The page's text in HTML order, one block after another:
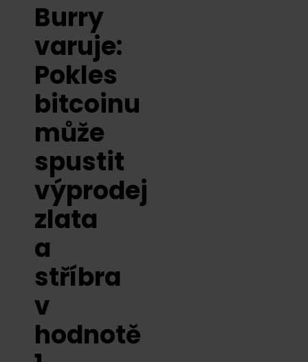
Burry
varuje:
Pokles
bitcoinu
může
spustit
výprodej
zlata
a
stříbra
v
hodnotě